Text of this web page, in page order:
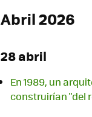
Abril 2026
28 abril
En 1989, un
construirían "del